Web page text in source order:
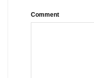
Comment